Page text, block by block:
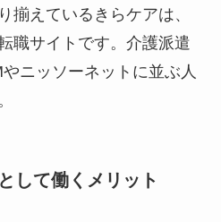
揃えているきらケアは、
職サイトです。介護派遣
ニッソーネットに並ぶ人
して働くメリット